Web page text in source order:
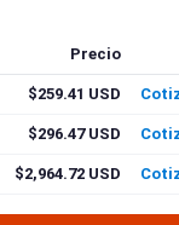
Precio
$259.41 USD
$296.47 USD
$2,964.72 USD